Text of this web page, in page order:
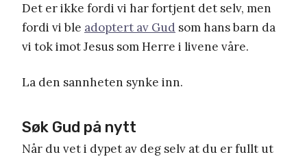
Det er ikke fordi vi har fortjent det selv, men
fordi vi ble adoptert av Gud som hans barn da
vi tok imot Jesus som Herre i livene våre.
La den sannheten synke inn.
Søk Gud på nytt
Når du vet i dypet av deg selv at du er fullt ut